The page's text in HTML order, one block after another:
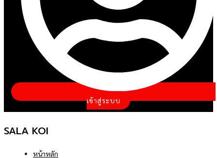
เข้าสู่ระบบ
SALA KOI
หน้าหลัก